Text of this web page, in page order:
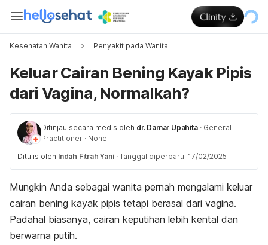
Kesehatan Wanita Penyakit pada Wanita
Keluar Cairan Bening Kayak Pipis
dari Vagina, Normalkah?
Ditinjau secara medis oleh dr. Damar Upahita · General
Practitioner · None
Ditulis oleh Indah Fitrah Yani · Tanggal diperbarui 17/02/2025
Mungkin Anda sebagai wanita pernah mengalami keluar
cairan bening kayak pipis tetapi berasal dari vagina.
Padahal biasanya, cairan keputihan lebih kental dan
berwarna putih.